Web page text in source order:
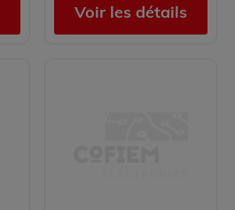
Voir les détails